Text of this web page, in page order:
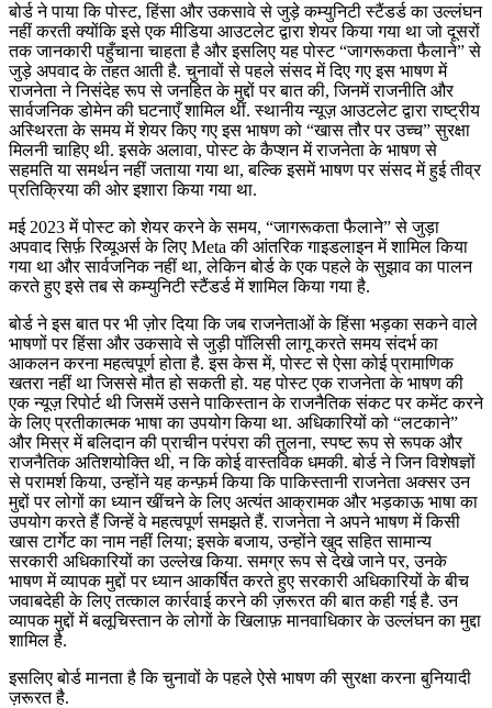
बोर्ड ने पाया कि पोस्ट, हिंसा और उकसावे से जुड़े कम्युनिटी स्टैंडर्ड का उल्लंघन
नहीं करती क्योंकि इसे एक मीडिया आउटलेट द्वारा शेयर किया गया था जो दूसरों
तक जानकारी पहुँचाना चाहता है और इसलिए यह पोस्ट “जागरूकता फैलाने” से
जुड़े अपवाद के तहत आती है. चुनावों से पहले संसद में दिए गए इस भाषण में
राजनेता ने निसंदेह रूप से जनहित के मुद्दों पर बात की, जिनमें राजनीति और
सार्वजनिक डोमेन की घटनाएँ शामिल थीं. स्थानीय न्यूज़ आउटलेट द्वारा राष्ट्रीय
अस्थिरता के समय में शेयर किए गए इस भाषण को “खास तौर पर उच्च” सुरक्षा
मिलनी चाहिए थी. इसके अलावा, पोस्ट के कैप्शन में राजनेता के भाषण से
सहमति या समर्थन नहीं जताया गया था, बल्कि इसमें भाषण पर संसद में हुई तीव्र
प्रतिक्रिया की ओर इशारा किया गया था.
मई 2023 में पोस्ट को शेयर करने के समय, “जागरूकता फैलाने” से जुड़ा
अपवाद सिर्फ़ रिव्यूअर्स के लिए Meta की आंतरिक गाइडलाइन में शामिल किया
गया था और सार्वजनिक नहीं था, लेकिन बोर्ड के एक पहले के सुझाव का पालन
करते हुए इसे तब से कम्युनिटी स्टैंडर्ड में शामिल किया गया है.
बोर्ड ने इस बात पर भी ज़ोर दिया कि जब राजनेताओं के हिंसा भड़का सकने वाले
भाषणों पर हिंसा और उकसावे से जुड़ी पॉलिसी लागू करते समय संदर्भ का
आकलन करना महत्वपूर्ण होता है. इस केस में, पोस्ट से ऐसा कोई प्रामाणिक
खतरा नहीं था जिससे मौत हो सकती हो. यह पोस्ट एक राजनेता के भाषण की
एक न्यूज़ रिपोर्ट थी जिसमें उसने पाकिस्तान के राजनैतिक संकट पर कमेंट करने
के लिए प्रतीकात्मक भाषा का उपयोग किया था. अधिकारियों को “लटकाने”
और मिस्र में बलिदान की प्राचीन परंपरा की तुलना, स्पष्ट रूप से रूपक और
राजनैतिक अतिशयोक्ति थी, न कि कोई वास्तविक धमकी. बोर्ड ने जिन विशेषज्ञों
से परामर्श किया, उन्होंने यह कन्फ़र्म किया कि पाकिस्तानी राजनेता अक्सर उन
मुद्दों पर लोगों का ध्यान खींचने के लिए अत्यंत आक्रामक और भड़काऊ भाषा का
उपयोग करते हैं जिन्हें वे महत्वपूर्ण समझते हैं. राजनेता ने अपने भाषण में किसी
खास टार्गेट का नाम नहीं लिया; इसके बजाय, उन्होंने खुद सहित सामान्य
सरकारी अधिकारियों का उल्लेख किया. समग्र रूप से देखे जाने पर, उनके
भाषण में व्यापक मुद्दों पर ध्यान आकर्षित करते हुए सरकारी अधिकारियों के बीच
जवाबदेही के लिए तत्काल कार्रवाई करने की ज़रूरत की बात कही गई है. उन
व्यापक मुद्दों में बलूचिस्तान के लोगों के खिलाफ़ मानवाधिकार के उल्लंघन का मुद्दा
शामिल है.
इसलिए बोर्ड मानता है कि चुनावों के पहले ऐसे भाषण की सुरक्षा करना बुनियादी
ज़रूरत है.